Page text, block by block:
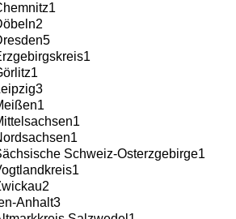
1
2
5
1
1
3
1
1
1
Schweiz-Osterzgebirge1
1
2
Anhalt3